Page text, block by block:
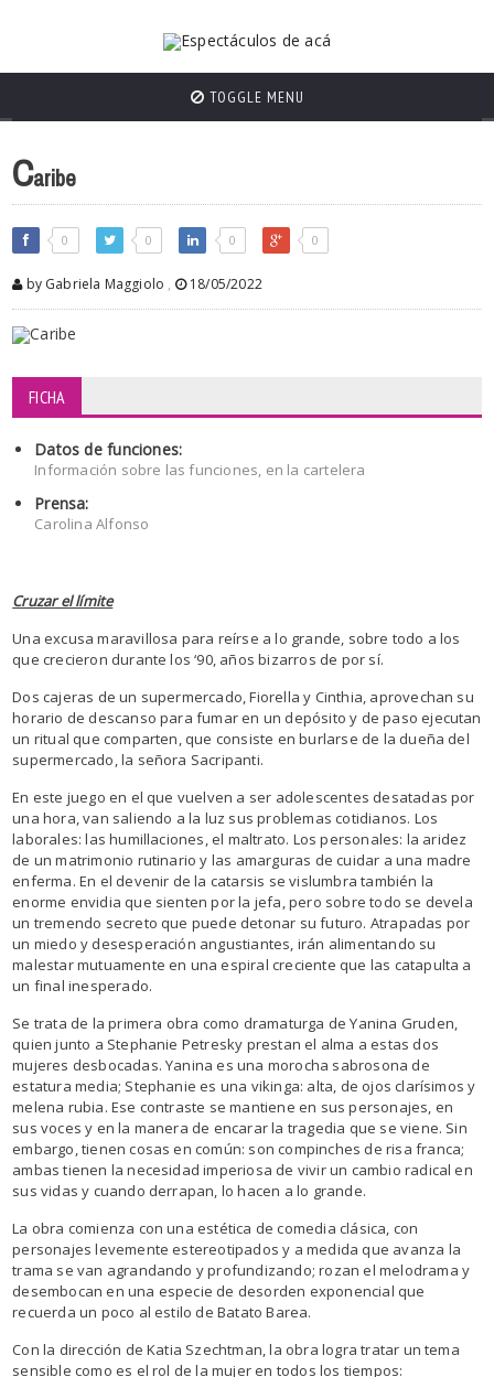
TOGGLE MENU
Caribe
0 0 0 0
by Gabriela Maggiolo , 18/05/2022
FICHA
Datos de funciones:
Información sobre las funciones, en la cartelera
Prensa:
Carolina Alfonso
Cruzar el límite
Una excusa maravillosa para reírse a lo grande, sobre todo a los
que crecieron durante los ‘90, años bizarros de por sí.
Dos cajeras de un supermercado, Fiorella y Cinthia, aprovechan su
horario de descanso para fumar en un depósito y de paso ejecutan
un ritual que comparten, que consiste en burlarse de la dueña del
supermercado, la señora Sacripanti.
En este juego en el que vuelven a ser adolescentes desatadas por
una hora, van saliendo a la luz sus problemas cotidianos. Los
laborales: las humillaciones, el maltrato. Los personales: la aridez
de un matrimonio rutinario y las amarguras de cuidar a una madre
enferma. En el devenir de la catarsis se vislumbra también la
enorme envidia que sienten por la jefa, pero sobre todo se devela
un tremendo secreto que puede detonar su futuro. Atrapadas por
un miedo y desesperación angustiantes, irán alimentando su
malestar mutuamente en una espiral creciente que las catapulta a
un final inesperado.
Se trata de la primera obra como dramaturga de Yanina Gruden,
quien junto a Stephanie Petresky prestan el alma a estas dos
mujeres desbocadas. Yanina es una morocha sabrosona de
estatura media; Stephanie es una vikinga: alta, de ojos clarísimos y
melena rubia. Ese contraste se mantiene en sus personajes, en
sus voces y en la manera de encarar la tragedia que se viene. Sin
embargo, tienen cosas en común: son compinches de risa franca;
ambas tienen la necesidad imperiosa de vivir un cambio radical en
sus vidas y cuando derrapan, lo hacen a lo grande.
La obra comienza con una estética de comedia clásica, con
personajes levemente estereotipados y a medida que avanza la
trama se van agrandando y profundizando; rozan el melodrama y
desembocan en una especie de desorden exponencial que
recuerda un poco al estilo de Batato Barea.
Con la dirección de Katia Szechtman, la obra logra tratar un tema
sensible como es el rol de la mujer en todos los tiempos: